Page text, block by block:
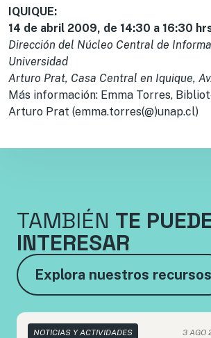
IQUIQUE:
14 de abril 2009, de 14:30 a 16:30
Dirección del Núcleo Central de
Universidad
Arturo Prat, Casa Central en Iquique,
Más información: Emma Torres,
Arturo Prat (emma.torres(@)unap.cl)
TAMBIÉN TE
INTERESAR
Explora nuestros recursos
NOTICIAS Y ACTIVIDADES 3 AGO